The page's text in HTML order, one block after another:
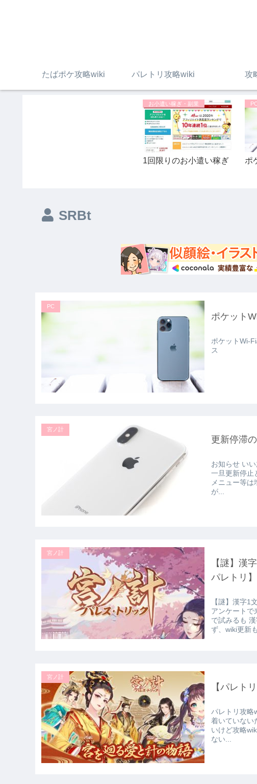
たばポケ攻略wiki パレトリ攻略wiki 攻
お小遣い稼ぎ・副業
1回限りのお小遣い稼ぎ
PC
ポ
SRBt
PC
ポケット
ポケットWi-
ス
宮ノ計
更新停滞
お知らせ い
一旦更新停止
メニュー等
が...
宮ノ計
【謎】漢
パレトリ】
【謎】漢字1
アンケートで
で試みるも
ず、wiki更新も
宮ノ計
【パレト
パレトリ攻略
着いていない
いけど攻略
ない...